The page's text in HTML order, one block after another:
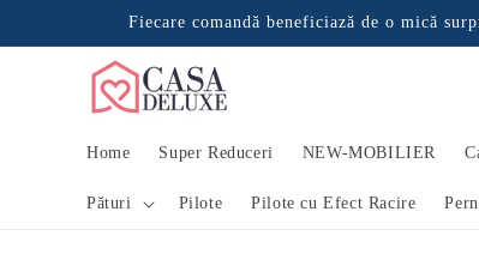
Fiecare comandă beneficiază de o mică
Home Super Reduceri NEW-MOBILIER
Pături Pilote Pilote cu Efect Racire